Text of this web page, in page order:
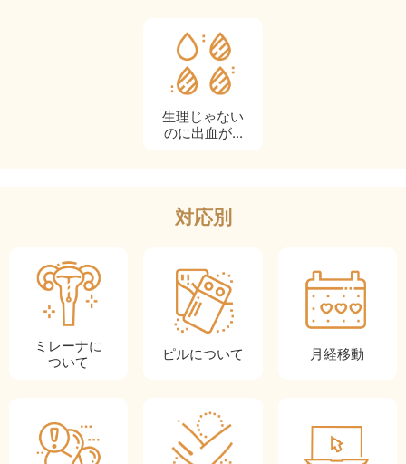
生理じゃない
のに出血が...
対応別
ミレーナに
ついて
ピルについて 月経移動